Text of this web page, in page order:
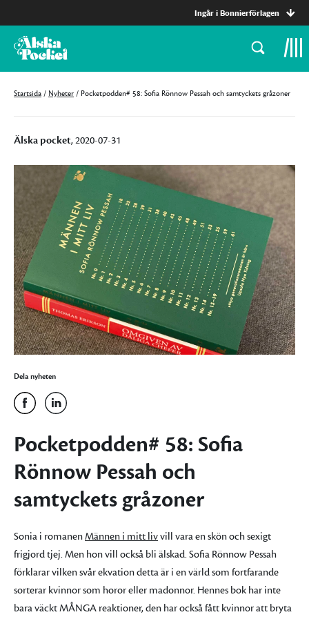
Ingår i Bonnierförlagen
Startsida / Nyheter / Pocketpodden# 58: Sofia Rönnow Pessah och samtyckets gråzoner
Älska pocket, 2020-07-31
Dela nyheten
Pocketpodden# 58: Sofia
Rönnow Pessah och
samtyckets gråzoner
Sonia i romanenMännen i mitt livvill vara en skön och sexigt
frigjord tjej. Men hon vill också bli älskad. Sofia Rönnow Pessah
förklarar vilken svår ekvation detta är i en värld som fortfarande
sorterar kvinnor som horor eller madonnor. Hennes bok har inte
bara väckt MÅNGA reaktioner, den har också fått kvinnor att bryta